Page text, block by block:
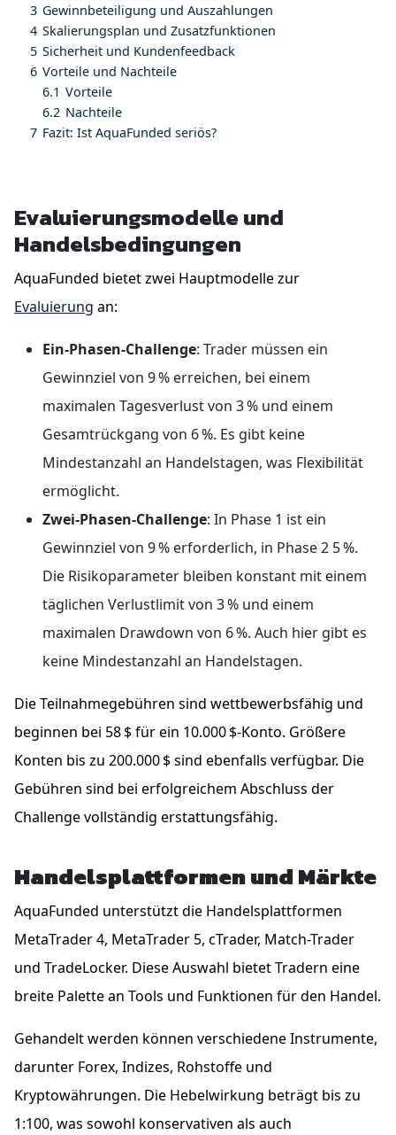
3 Gewinnbeteiligung und Auszahlungen
4 Skalierungsplan und Zusatzfunktionen
5 Sicherheit und Kundenfeedback
6 Vorteile und Nachteile
6.1 Vorteile
6.2 Nachteile
7 Fazit: Ist AquaFunded seriös?
Evaluierungsmodelle und
Handelsbedingungen
AquaFunded bietet zwei Hauptmodelle zur
Evaluierung an:
Ein-Phasen-Challenge: Trader müssen ein
Gewinnziel von 9 % erreichen, bei einem
maximalen Tagesverlust von 3 % und einem
Gesamtrückgang von 6 %. Es gibt keine
Mindestanzahl an Handelstagen, was Flexibilität
ermöglicht.
Zwei-Phasen-Challenge: In Phase 1 ist ein
Gewinnziel von 9 % erforderlich, in Phase 2 5 %.
Die Risikoparameter bleiben konstant mit einem
täglichen Verlustlimit von 3 % und einem
maximalen Drawdown von 6 %. Auch hier gibt es
keine Mindestanzahl an Handelstagen.
Die Teilnahmegebühren sind wettbewerbsfähig und
beginnen bei 58 $ für ein 10.000 $-Konto. Größere
Konten bis zu 200.000 $ sind ebenfalls verfügbar. Die
Gebühren sind bei erfolgreichem Abschluss der
Challenge vollständig erstattungsfähig.
Handelsplattformen und Märkte
AquaFunded unterstützt die Handelsplattformen
MetaTrader 4, MetaTrader 5, cTrader, Match-Trader
und TradeLocker. Diese Auswahl bietet Tradern eine
breite Palette an Tools und Funktionen für den Handel.
Gehandelt werden können verschiedene Instrumente,
darunter Forex, Indizes, Rohstoffe und
Kryptowährungen. Die Hebelwirkung beträgt bis zu
1:100, was sowohl konservativen als auch